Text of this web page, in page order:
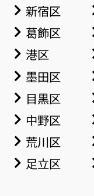
新宿区
葛飾区
港区
墨田区
目黒区
中野区
荒川区
足立区